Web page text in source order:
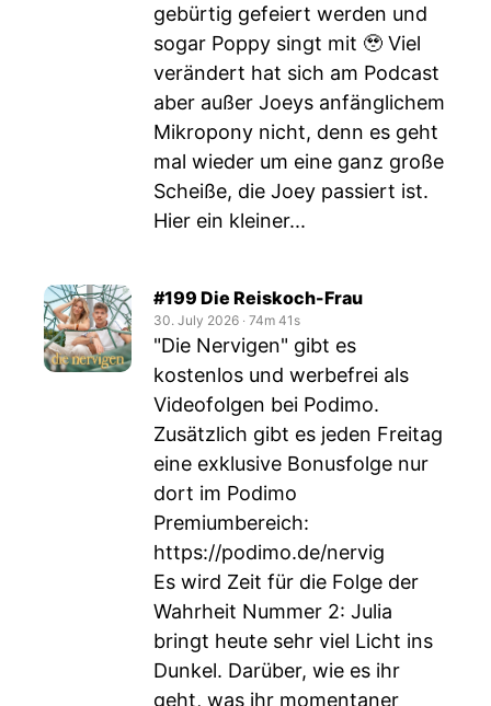
gebürtig gefeiert werden und
sogar Poppy singt mit 🥹 Viel
verändert hat sich am Podcast
aber außer Joeys anfänglichem
Mikropony nicht, denn es geht
mal wieder um eine ganz große
Scheiße, die Joey passiert ist.
Hier ein kleiner...
#199 Die Reiskoch-Frau
30. July 2026 ‧ 74m 41s
"Die Nervigen" gibt es
kostenlos und werbefrei als
Videofolgen bei Podimo.
Zusätzlich gibt es jeden Freitag
eine exklusive Bonusfolge nur
dort im Podimo
Premiumbereich:
https://podimo.de/nervig
Es wird Zeit für die Folge der
Wahrheit Nummer 2: Julia
bringt heute sehr viel Licht ins
Dunkel. Darüber, wie es ihr
geht, was ihr momentaner